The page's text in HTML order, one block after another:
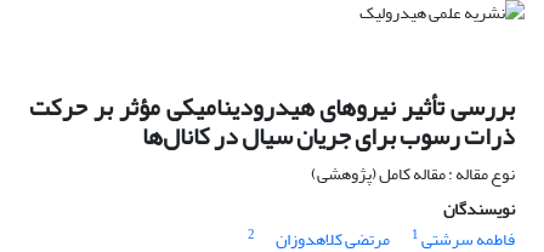
بررسی تأثیر نیروهای هیدرودینامیکی مؤثر بر حرکت
ذرات رسوب برای جریان سیال در کانال‌ها
نوع مقاله : مقاله کامل (پژوهشی)
نویسندگان
فاطمه سرشتی1 مرتضی کلاهدوزان
2